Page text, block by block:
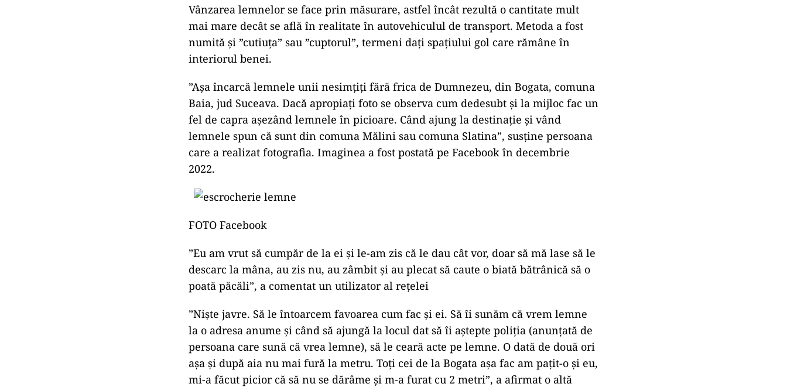
Vânzarea lemnelor se face prin măsurare, astfel încât rezultă o cantitate mult
mai mare decât se află în realitate în autovehiculul de transport. Metoda a fost
numită și ”cutiuța” sau ”cuptorul”, termeni dați spațiului gol care rămâne în
interiorul benei.
”Așa încarcă lemnele unii nesimțiți fără frica de Dumnezeu, din Bogata, comuna
Baia, jud Suceava. Dacă apropiați foto se observa cum dedesubt și la mijloc fac un
fel de capra așezând lemnele în picioare. Când ajung la destinație și vând
lemnele spun că sunt din comuna Mălini sau comuna Slatina”, susține persoana
care a realizat fotografia. Imaginea a fost postată pe Facebook în decembrie
2022.
FOTO Facebook
”Eu am vrut să cumpăr de la ei și le-am zis că le dau cât vor, doar să mă lase să le
descarc la mâna, au zis nu, au zâmbit și au plecat să caute o biată bătrânică să o
poată păcăli”, a comentat un utilizator al rețelei
”Niște javre. Să le întoarcem favoarea cum fac și ei. Să îi sunăm că vrem lemne
la o adresa anume și când să ajungă la locul dat să îi aștepte poliția (anunțată de
persoana care sună că vrea lemne), să le ceară acte pe lemne. O dată de două ori
așa și după aia nu mai fură la metru. Toți cei de la Bogata așa fac am pațit-o și eu,
mi-a făcut picior că să nu se dărâme și m-a furat cu 2 metri”, a afirmat o altă